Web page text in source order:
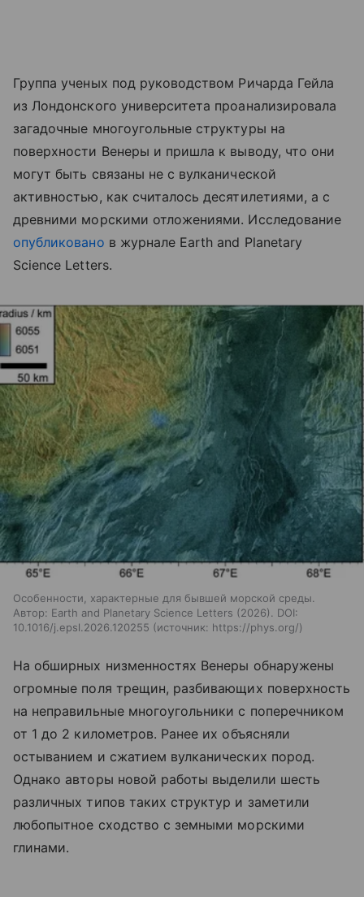
Группа ученых под руководством Ричарда Гейла
из Лондонского университета проанализировала
загадочные многоугольные структуры на
поверхности Венеры и пришла к выводу, что они
могут быть связаны не с вулканической
активностью, как считалось десятилетиями, а с
древними морскими отложениями. Исследование
опубликовано в журнале Earth and Planetary
Science Letters.
Особенности, характерные для бывшей морской среды.
Автор: Earth and Planetary Science Letters (2026). DOI:
10.1016/j.epsl.2026.120255
источник: https://phys.org/
На обширных низменностях Венеры обнаружены
огромные поля трещин, разбивающих поверхность
на неправильные многоугольники с поперечником
от 1 до 2 километров. Ранее их объясняли
остыванием и сжатием вулканических пород.
Однако авторы новой работы выделили шесть
различных типов таких структур и заметили
любопытное сходство с земными морскими
глинами.